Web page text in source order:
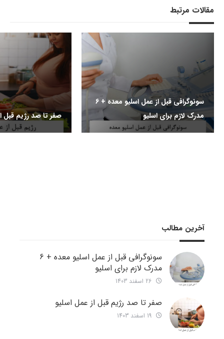
مقالات مرتبط
سونوگرافی قبل از عمل اسلیو معده + 6
مدرک لازم برای اسلیو
صفر تا صد رژیم قبل
آخرین مطالب
سونوگرافی قبل از عمل اسلیو معده + 6
مدرک لازم برای اسلیو
صفر تا صد رژیم قبل از عمل اسلیو